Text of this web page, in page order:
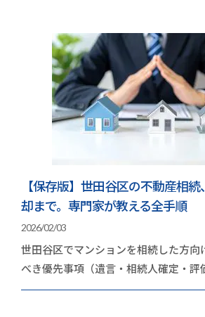
【保存版】世田谷区の不動産相
却まで。専門家が教える全手順
2026/02/03
世田谷区でマンションを相続した方向
べき優先事項（遺言・相続人確定・評
（2024年4月の義務化）、売却か保有